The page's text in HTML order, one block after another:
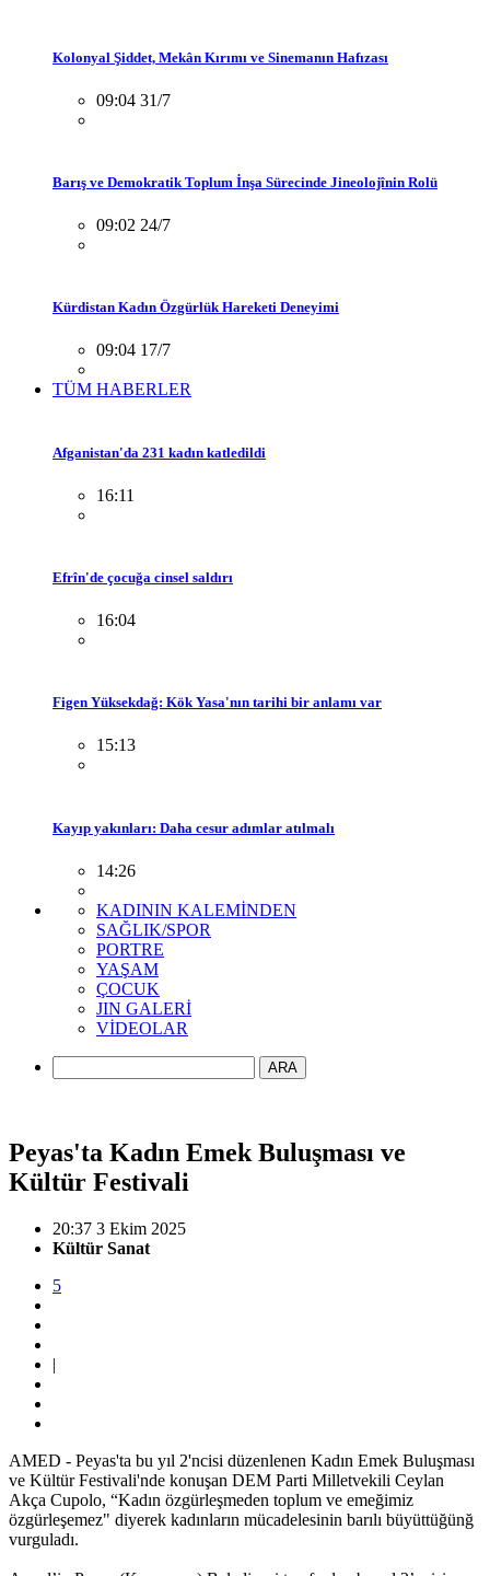
Kolonyal Şiddet, Mekân Kırımı ve Sinemanın Hafızası
09:04 31/7
Barış ve Demokratik Toplum İnşa Sürecinde Jineolojînin Rolü
09:02 24/7
Kürdistan Kadın Özgürlük Hareketi Deneyimi
09:04 17/7
TÜM HABERLER
Afganistan'da 231 kadın katledildi
16:11
Efrîn'de çocuğa cinsel saldırı
16:04
Figen Yüksekdağ: Kök Yasa'nın tarihi bir anlamı var
15:13
Kayıp yakınları: Daha cesur adımlar atılmalı
14:26
KADININ KALEMİNDEN
SAĞLIK/SPOR
PORTRE
YAŞAM
ÇOCUK
JIN GALERİ
VİDEOLAR
ARA
Peyas'ta Kadın Emek Buluşması ve
Kültür Festivali
20:37 3 Ekim 2025
Kültür Sanat
5
|
AMED - Peyas'ta bu yıl 2'ncisi düzenlenen Kadın Emek Buluşması
ve Kültür Festivali'nde konuşan DEM Parti Milletvekili Ceylan
Akça Cupolo, “Kadın özgürleşmeden toplum ve emeğimiz
özgürleşemez" diyerek kadınların mücadelesinin barılı büyüttüğünğ
vurguladı.